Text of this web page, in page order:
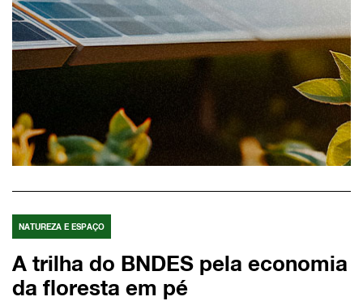
NATUREZA E ESPAÇO
A trilha do BNDES pela economia
da floresta em pé